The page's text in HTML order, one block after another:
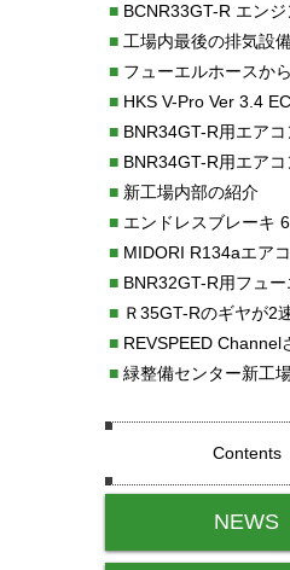
■BCNR33GT-R エンジンECUセ
■工場内最後の排気設
■フューエルホースからガ
■HKS V-Pro Ver 3.4 ECUセ
■BNR34GT-R用エアコンキッ
■BNR34GT-R用エアコンエバポレータ
■新工場内部の紹介
■エンドレスブレーキ 6pot & 4pot
■MIDORI R134aエアコンキットタ
■BNR32GT-R用フューエルレベルセン
■Ｒ35GT-Rのギヤが2速のまま変
■REVSPEED Channelさんに新社屋を紹介し
■緑整備センター新工場グランド
Contents
NEWS